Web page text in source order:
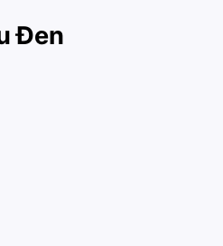
Đen